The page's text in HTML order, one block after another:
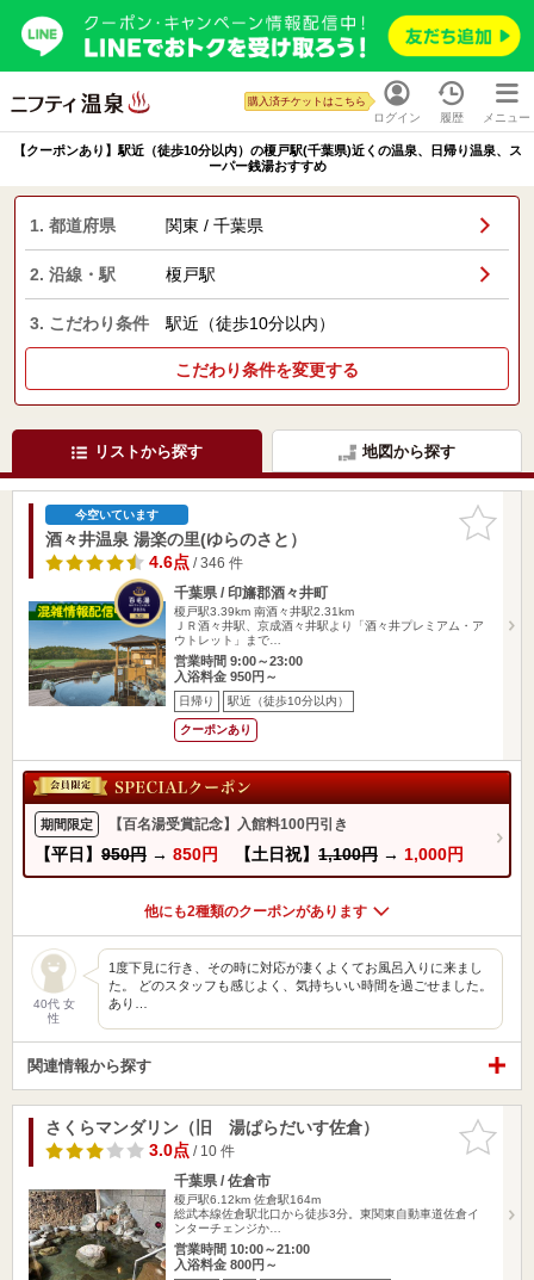
ログイン
購入済チケットはこちら
履歴 メニュー
【クーポンあり】駅近（徒歩10分以内）の榎戸駅(千葉県)近くの温泉、日帰り温泉、ス
ーパー銭湯おすすめ
1. 都道府県 関東 / 千葉県
2. 沿線・駅 榎戸駅
3. こだわり条件 駅近（徒歩10分以内）
こだわり条件を変更する
リストから探す 地図から探す
お気に入
りに追加
今空いています
酒々井温泉 湯楽の里(ゆらのさと）
4.6点/ 346 件
千葉県 / 印旛郡酒々井町
榎戸駅3.39km 南酒々井駅2.31km
ＪＲ酒々井駅、京成酒々井駅より「酒々井プレミアム・ア
ウトレット」まで…
営業時間 9:00～23:00
入浴料金 950円～
日帰り 駅近（徒歩10分以内）
クーポンあり
期間限定 【百名湯受賞記念】入館料100円引き
【平日】 950円 → 850円 【土日祝】 1,100円 → 1,000円
他にも2種類のクーポンがあります
40代 女
性
1度下見に行き、その時に対応が凄くよくてお風呂入りに来まし
た。 どのスタッフも感じよく、気持ちいい時間を過ごせました。
あり…
関連情報から探す
お気に入
りに追加
さくらマンダリン（旧 湯ぱらだいす佐倉）
3.0点/ 10 件
千葉県 / 佐倉市
榎戸駅6.12km 佐倉駅164m
総武本線佐倉駅北口から徒歩3分。東関東自動車道佐倉イ
ンターチェンジか…
営業時間 10:00～21:00
入浴料金 800円～